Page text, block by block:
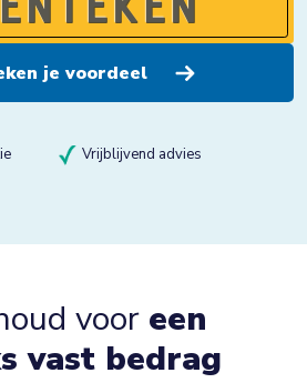
Vrijblijvend advies
voor een
vast bedrag